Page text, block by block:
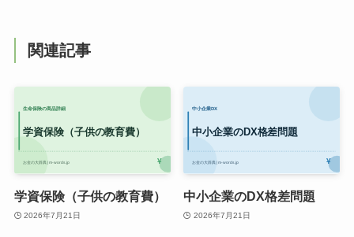
関連記事
学資保険（子供の教育費）
2026年7月21日
中小企業のDX格差問題
2026年7月21日